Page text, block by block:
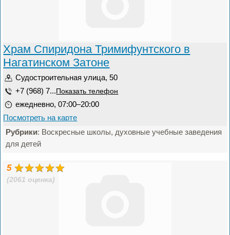
Храм Спиридона Тримифунтского в
Нагатинском Затоне
Судостроительная улица, 50
+7 (968) 7... Показать телефон
ежедневно, 07:00–20:00
Посмотреть на карте
Рубрики: Воскресные школы, духовные учебные заведения
для детей
5
(2061 оценка)